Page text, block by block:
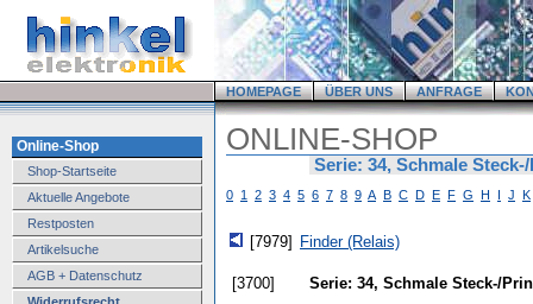
HOMEPAGE ÜBER UNS ANFRAGE
Online-Shop
Shop-Startseite
Aktuelle Angebote
Restposten
Artikelsuche
AGB + Datenschutz
ONLINE-SHOP
Serie: 34, Schmale
0 1 2 3 4 5 6 7 8 9 A B C D E F G H I J K
[7979] Finder (Relais)
[3700] Serie: 34, Schmale Steck-/